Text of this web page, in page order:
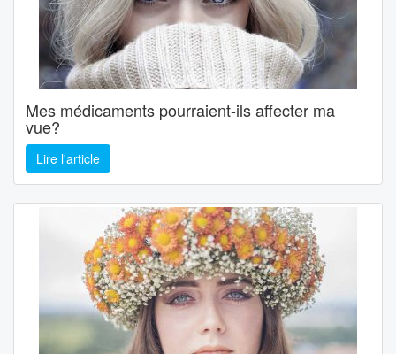
Mes médicaments pourraient-ils affecter ma
vue?
Lire l'article